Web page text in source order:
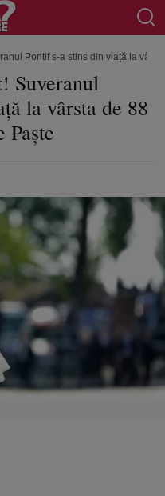
Pontif s-a stins din viață la
Suveranul
la vârsta de 88
Paște